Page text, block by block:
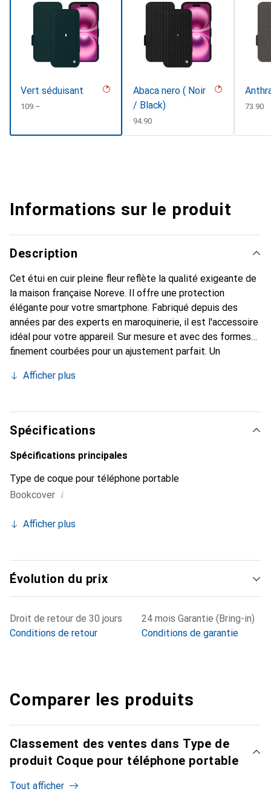
Vert séduisant
CHF
109.–
Abaca nero ( Noir
/ Black)
CHF
94.90
CHF
73.90
Informations sur le produit
Description
Cet étui en cuir pleine fleur reflète la qualité exigeante de
la maison française Noreve. Il offre une protection
élégante pour votre smartphone. Fabriqué depuis des
années par des experts en maroquinerie, il est l'accessoire
idéal pour votre appareil. Sur mesure et avec des formes
finement courbées pour un ajustement parfait. Un
smartphone. La marque Noreve est reconnue
constitue toujours un bon choix pour le client exigeant.
Afficher plus
Spécifications
Spécifications principales
Type de coque pour téléphone portable
Bookcover i
Afficher plus
Évolution du prix
Droit de retour de 30 jours
Conditions de retour
24 mois Garantie (Bring-in)
Conditions de garantie
Comparer les produits
Classement des ventes dans Type de
produit Coque pour téléphone portable
Tout afficher